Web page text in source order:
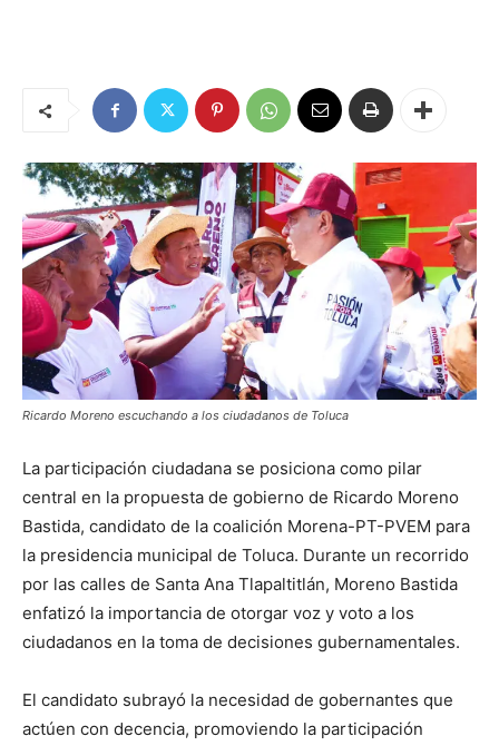
Ricardo Moreno escuchando a los ciudadanos de Toluca
La participación ciudadana se posiciona como pilar
central en la propuesta de gobierno de Ricardo Moreno
Bastida, candidato de la coalición Morena-PT-PVEM para
la presidencia municipal de Toluca. Durante un recorrido
por las calles de Santa Ana Tlapaltitlán, Moreno Bastida
enfatizó la importancia de otorgar voz y voto a los
ciudadanos en la toma de decisiones gubernamentales.
El candidato subrayó la necesidad de gobernantes que
actúen con decencia, promoviendo la participación